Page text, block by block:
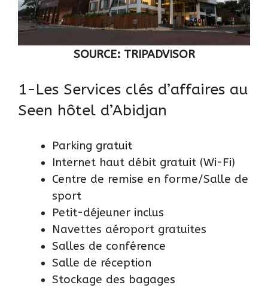
SOURCE: TRIPADVISOR
1-Les Services clés d’affaires au
Seen hôtel d’Abidjan
Parking gratuit
Internet haut débit gratuit (Wi-Fi)
Centre de remise en forme/Salle de
sport
Petit-déjeuner inclus
Navettes aéroport gratuites
Salles de conférence
Salle de réception
Stockage des bagages